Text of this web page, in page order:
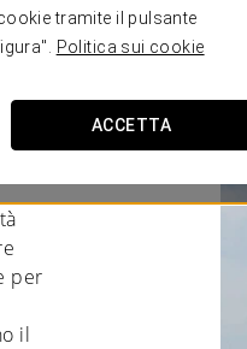
tramite il pulsante
Politica sui cookie
ACCETTA
per
il